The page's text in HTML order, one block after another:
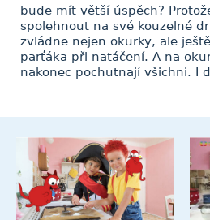
bude mít větší úspěch?
spolehnout na své kouzelné
zvládne nejen okurky, ale
parťáka při natáčení. A na
nakonec pochutnají všichni. I